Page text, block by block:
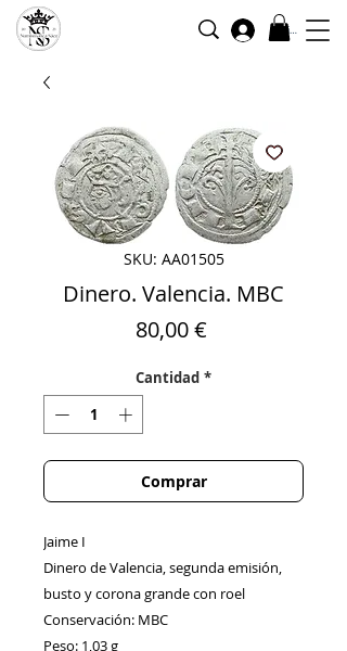
Iniciar sesión
SKU: AA01505
Dinero. Valencia. MBC
80,00 €Precio
Cantidad *
Comprar
Jaime I
Dinero de Valencia, segunda emisión,
busto y corona grande con roel
Conservación: MBC
Peso: 1,03 g